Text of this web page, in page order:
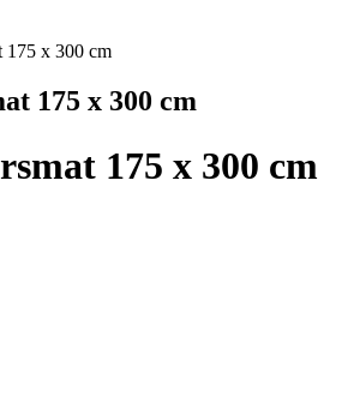
175 x 300 cm
175 x 300 cm
175 x 300 cm